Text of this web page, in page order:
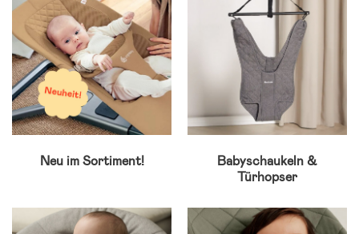
Neu im Sortiment!
Babyschaukeln &
Türhopser